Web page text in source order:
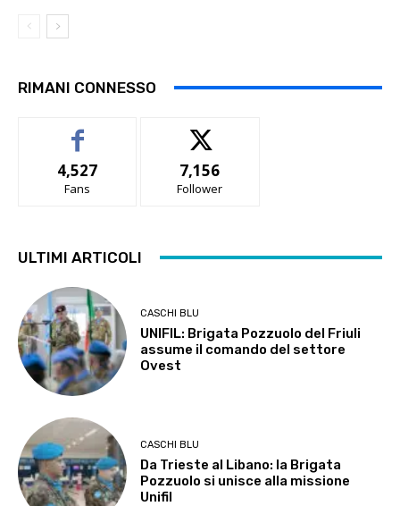
RIMANI CONNESSO
4,527
Fans
7,156
Follower
ULTIMI ARTICOLI
CASCHI BLU
UNIFIL: Brigata Pozzuolo del Friuli
assume il comando del settore
Ovest
CASCHI BLU
Da Trieste al Libano: la Brigata
Pozzuolo si unisce alla missione
Unifil